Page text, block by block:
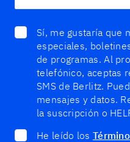
Sí, me gustaría que
especiales,
de programas. Al
telefónico, aceptas
SMS de Berlitz.
mensajes y datos.
la suscripción o
He leído los